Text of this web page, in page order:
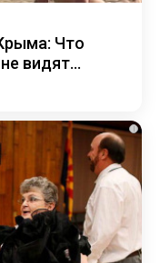
Что
видят...
i